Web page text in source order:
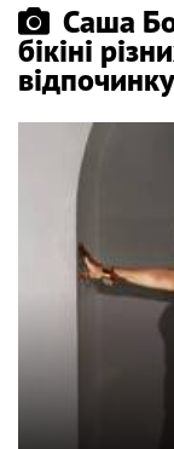
Саша
бікіні